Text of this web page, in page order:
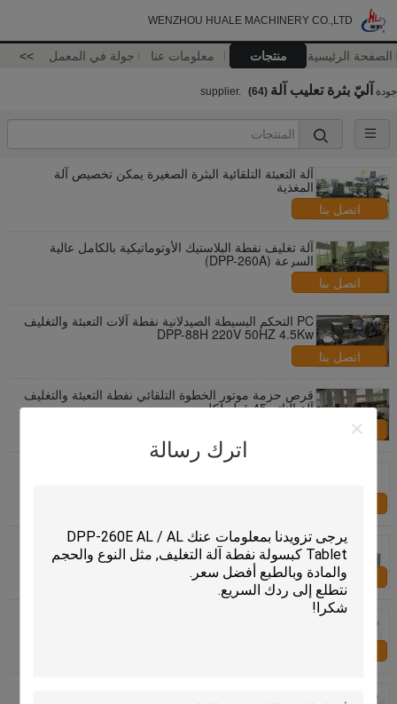
WENZHOU HUALE MACHINERY CO.,LTD
الصفحة الرئيسية منتجات معلومات عنا جولة في المعمل >>
اترك رسالة
جودة آليّ بثرة تعليب آلة (64)
آلة التعبئة التلقائية البثرة الصغيرة يمكن تخصيص آلة
المغذية
اتصل بنا
آلة تغليف نفطة البلاستيك الأوتوماتيكية بالكامل عالية
السرعة (DPP-260A)
اتصل بنا
PC التحكم البسيطة الصيدلانية نفطة آلات التعبئة والتغليف
DPP-88H 220V 50HZ 4.5Kw
اتصل بنا
قرص حزمة موتور الخطوة التلقائي نفطة التعبئة والتغليف
آلة الناتج 45 قطع لكل مين
اتصل بنا
كبسولة PVC نفطة التعبئة والتغليف آلة DPP-88 مختبر آلة
التعبئة
اتصل بنا
آلة التعبئة التلقائية نفطة السائل للمياه المعدنية / العسل ،